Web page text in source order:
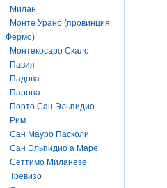
Милан
Монте Урано (провинция
Фермо)
Монтекосаро Скало
Павия
Падова
Парона
Порто Сан Эльпидио
Рим
Сан Мауро Пасколи
Сан Эльпидио а Маре
Сеттимо Миланезе
Тревизо